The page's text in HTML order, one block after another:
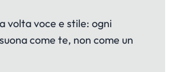
volta voce e stile: ogni
come te, non come un